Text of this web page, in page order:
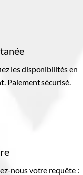
les disponibilités en
Paiement sécurisé.
nous votre requête :